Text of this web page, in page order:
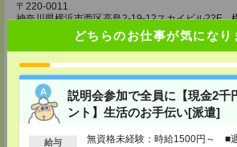
どちらのお仕事が気になり
説明会参加で全員に【現金2千
ント】生活のお手伝い[派遣]
給与
無資格未経験：時給1500円～ ■
〒220-0011
神奈川県横浜市西区高島2-19-12スカイビル22F
TEL：050-3666-0540
担当：「エンのサイトを見た」とお伝えください
【茨城県】つくば支社
〒305-0032
茨城県つくば市竹園1-6-1つくば三井ビルディン
TEL：050-3666-0532
担当：「エンのサイトを見た」とお伝えください
【栃木県】宇都宮支社